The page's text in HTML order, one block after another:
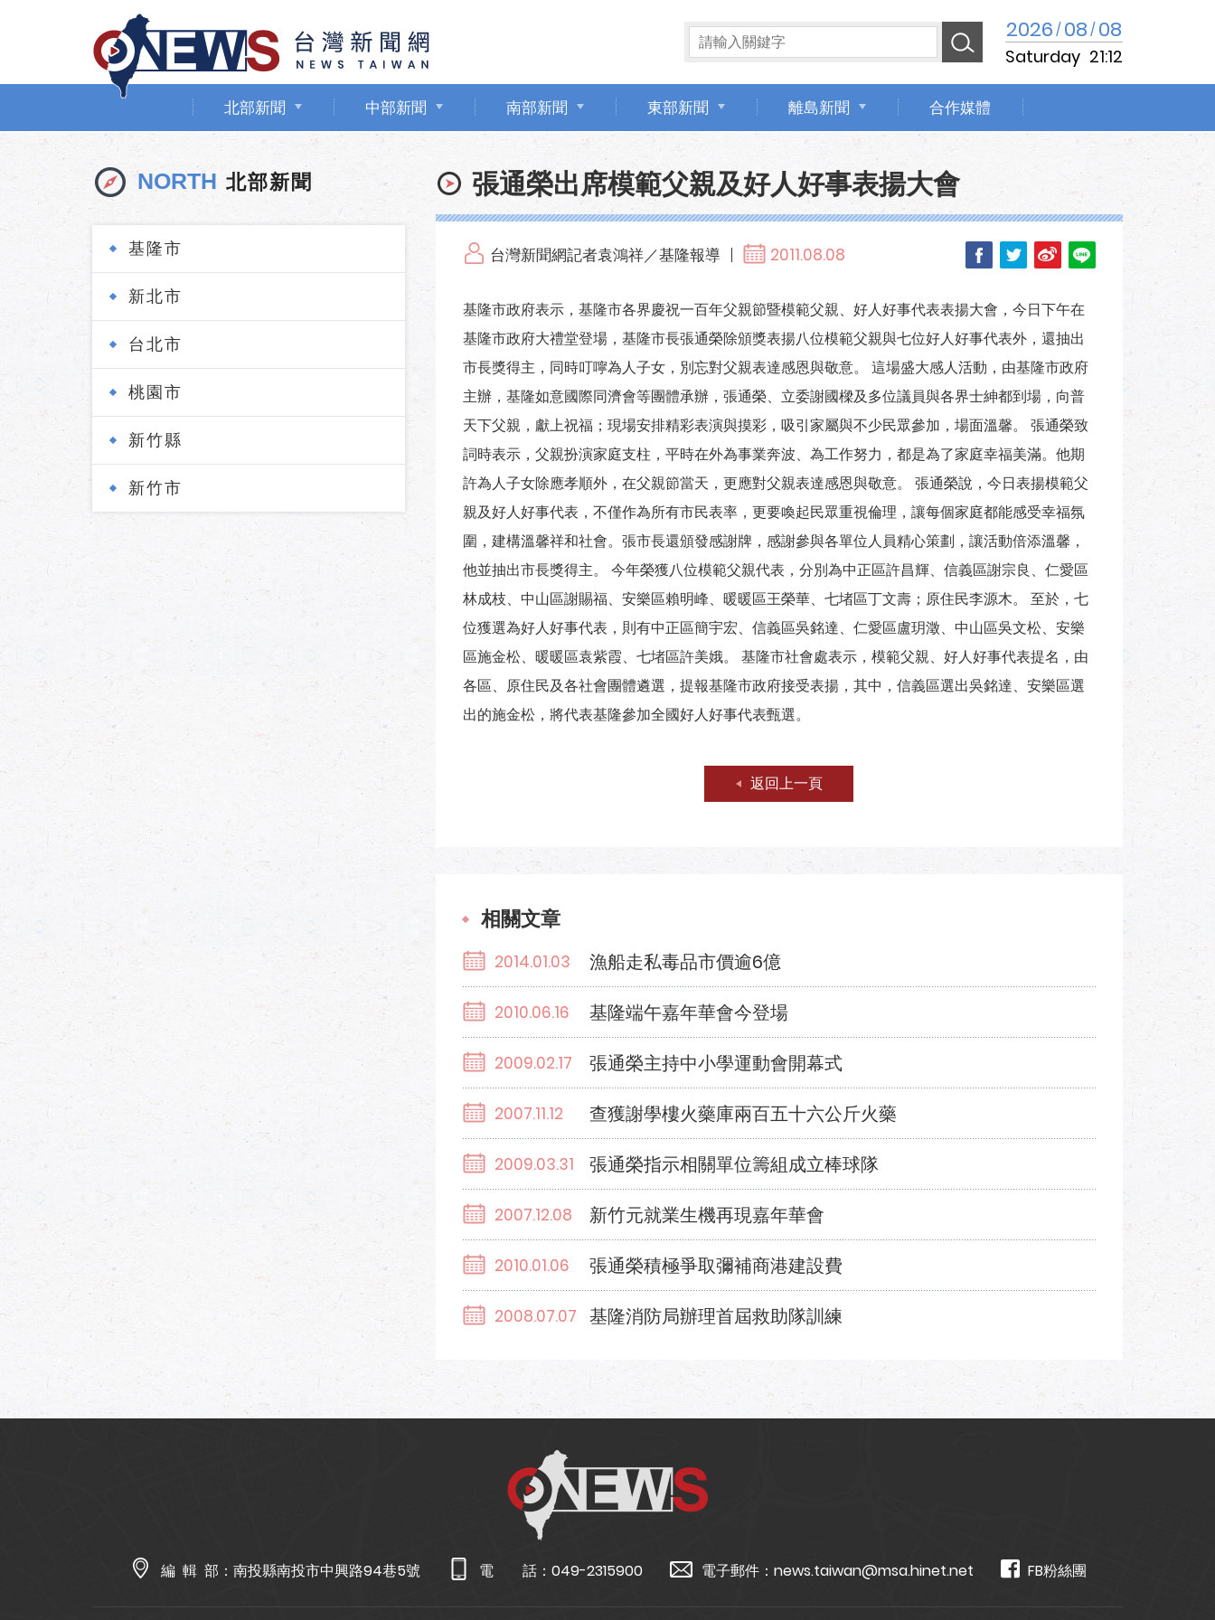
2026/08/08
Saturday 21:12
北部新聞 中部新聞 南部新聞 東部新聞 離島新聞 合作媒體
NORTH 北部新聞
基隆市
新北市
台北市
桃園市
新竹縣
新竹市
張通榮出席模範父親及好人好事表揚大會
台灣新聞網記者袁鴻祥／基隆報導 2011.08.08
基隆市政府表示，基隆市各界慶祝一百年父親節暨模範父親、好人好事代表表揚大會，今日下午在
基隆市政府大禮堂登場，基隆市長張通榮除頒獎表揚八位模範父親與七位好人好事代表外，還抽出
市長獎得主，同時叮嚀為人子女，別忘對父親表達感恩與敬意。 這場盛大感人活動，由基隆市政府
主辦，基隆如意國際同濟會等團體承辦，張通榮、立委謝國樑及多位議員與各界士紳都到場，向普
天下父親，獻上祝福；現場安排精彩表演與摸彩，吸引家屬與不少民眾參加，場面溫馨。 張通榮致
詞時表示，父親扮演家庭支柱，平時在外為事業奔波、為工作努力，都是為了家庭幸福美滿。他期
許為人子女除應孝順外，在父親節當天，更應對父親表達感恩與敬意。 張通榮說，今日表揚模範父
親及好人好事代表，不僅作為所有市民表率，更要喚起民眾重視倫理，讓每個家庭都能感受幸福氛
圍，建構溫馨祥和社會。張市長還頒發感謝牌，感謝參與各單位人員精心策劃，讓活動倍添溫馨，
他並抽出市長獎得主。 今年榮獲八位模範父親代表，分別為中正區許昌輝、信義區謝宗良、仁愛區
林成枝、中山區謝賜福、安樂區賴明峰、暖暖區王榮華、七堵區丁文壽；原住民李源木。 至於，七
位獲選為好人好事代表，則有中正區簡宇宏、信義區吳銘達、仁愛區盧玥澂、中山區吳文松、安樂
區施金松、暖暖區袁紫霞、七堵區許美娥。 基隆市社會處表示，模範父親、好人好事代表提名，由
各區、原住民及各社會團體遴選，提報基隆市政府接受表揚，其中，信義區選出吳銘達、安樂區選
出的施金松，將代表基隆參加全國好人好事代表甄選。
返回上一頁
相關文章
2014.01.03 漁船走私毒品市價逾6億
2010.06.16 基隆端午嘉年華會今登場
2009.02.17 張通榮主持中小學運動會開幕式
2007.11.12 查獲謝學樓火藥庫兩百五十六公斤火藥
2009.03.31 張通榮指示相關單位籌組成立棒球隊
2007.12.08 新竹元就業生機再現嘉年華會
2010.01.06 張通榮積極爭取彌補商港建設費
2008.07.07 基隆消防局辦理首屆救助隊訓練
編 輯 部： 南投縣南投市中興路94巷5號 電 話： 049-2315900 電子郵件： news.taiwan@msa.hinet.net FB粉絲團